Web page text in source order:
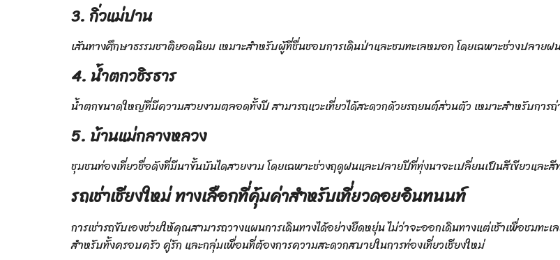
3. กิ่วแม่ปาน
เส้นทางศึกษาธรรมชาติยอดนิยม เหมาะสำหรับผู้ที่ชื่นชอบการเดินป่าและชมทะเลหมอก โดยเฉพาะช่วงปลาย
4. น้ำตกวชิรธาร
น้ำตกขนาดใหญ่ที่มีความสวยงามตลอดทั้งปี สามารถแวะเที่ยวได้สะดวกด้วยรถยนต์ส่วนตัว เหมาะสำหรับกา
5. บ้านแม่กลางหลวง
ชุมชนท่องเที่ยวชื่อดังที่มีนาขั้นบันไดสวยงาม โดยเฉพาะช่วงฤดูฝนและปลายปีที่ทุ่งนาจะเปลี่ยนเป็นสีเขียวและ
รถเช่าเชียงใหม่ ทางเลือกที่คุ้มค่าสำหรับเที่ยวดอยอินทนนท์
การเช่ารถขับเองช่วยให้คุณสามารถวางแผนการเดินทางได้อย่างยืดหยุ่น ไม่ว่าจะออกเดินทางแต่เช้าเพื่อชมทะ
สำหรับทั้งครอบครัว คู่รัก และกลุ่มเพื่อนที่ต้องการความสะดวกสบายในการท่องเที่ยวเชียงใหม่